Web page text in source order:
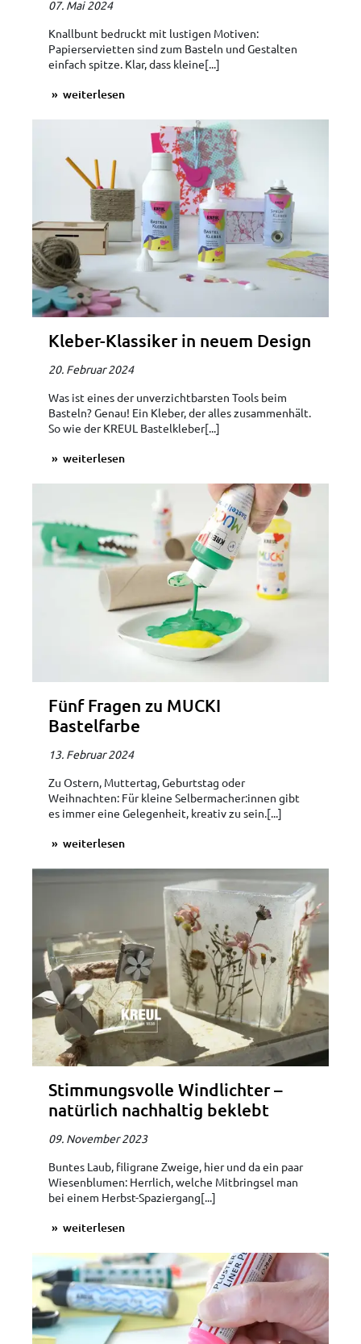
07. Mai 2024
Knallbunt bedruckt mit lustigen Motiven:
Papierservietten sind zum Basteln und Gestalten
einfach spitze. Klar, dass kleine[...]
weiterlesen
Kleber-Klassiker in neuem Design
20. Februar 2024
Was ist eines der unverzichtbarsten Tools beim
Basteln? Genau! Ein Kleber, der alles zusammenhält.
So wie der KREUL Bastelkleber[...]
weiterlesen
Fünf Fragen zu MUCKI
Bastelfarbe
13. Februar 2024
Zu Ostern, Muttertag, Geburtstag oder
Weihnachten: Für kleine Selbermacher:innen gibt
es immer eine Gelegenheit, kreativ zu sein.[...]
weiterlesen
Stimmungsvolle Windlichter –
natürlich nachhaltig beklebt
09. November 2023
Buntes Laub, filigrane Zweige, hier und da ein paar
Wiesenblumen: Herrlich, welche Mitbringsel man
bei einem Herbst-Spaziergang[...]
weiterlesen